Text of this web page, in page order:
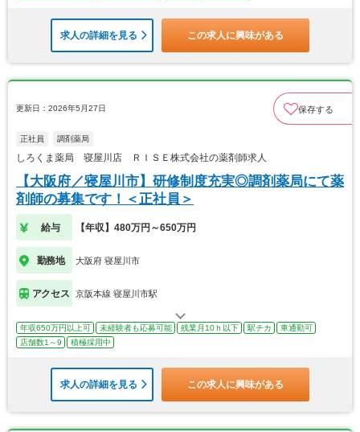
求人の詳細を見る この求人に興味がある
更新日：2026年5月27日 保存する
正社員 調剤薬局
しろくま薬局 寝屋川店 ＲＩＳＥ株式会社の薬剤師求人
【大阪府／寝屋川市】研修制度充実◎調剤薬局にて薬
剤師の募集です！＜正社員＞
給与 【年収】480万円～650万円
勤務地 大阪府 寝屋川市
アクセス 京阪本線 寝屋川市駅
年収650万円以上可 未経験者も応募可能 残業月10ｈ以下 駅チカ
車通勤可
店舗数1～9
積極採用中
求人の詳細を見る この求人に興味がある